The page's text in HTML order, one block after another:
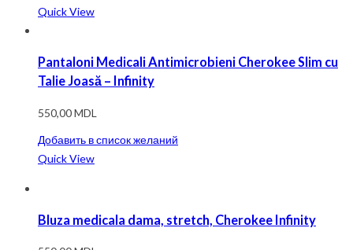
Quick View
Pantaloni Medicali Antimicrobieni Cherokee Slim cu
Talie Joasă – Infinity
550,00MDL
Добавить в список желаний
Quick View
Bluza medicala dama, stretch, Cherokee Infinity